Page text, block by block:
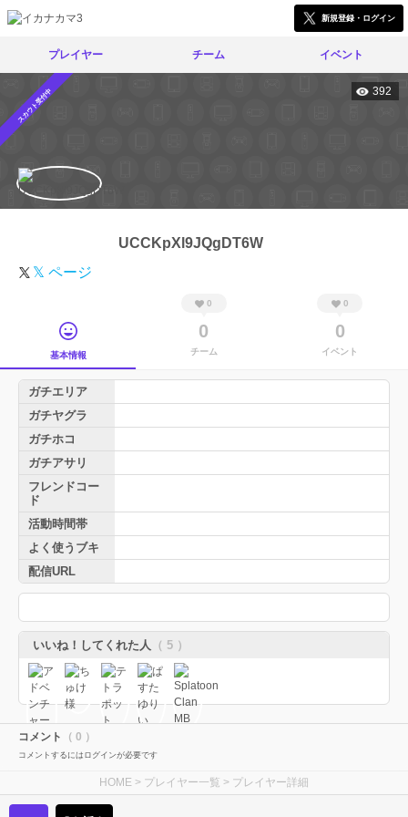
新規登録・ログイン
プレイヤー チーム イベント
スカウト受付中 392
UCCKpXl9JQgDT6W
𝕏 ページ
基本情報
0
0
チーム
0
0
イベント
ガチエリア
ガチヤグラ
ガチホコ
ガチアサリ
フレンドコー
ド
活動時間帯
よく使うブキ
配信URL
いいね！してくれた人 （ 5 ）
コメント （ 0 ）
コメントするにはログインが必要です
HOME > プレイヤー一覧 > プレイヤー詳細